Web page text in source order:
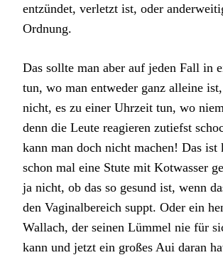
entzündet, verletzt ist, oder
Ordnung.
Das sollte man aber auf jeden Fall in
tun, wo man entweder ganz alleine
nicht, es zu einer Uhrzeit tun, wo
denn die Leute reagieren zutiefst
kann man doch nicht machen! Das ist
schon mal eine Stute mit Kotwasser
ja nicht, ob das so gesund ist, wenn
den Vaginalbereich suppt. Oder ein
Wallach, der seinen Lümmel nie für
kann und jetzt ein großes Aui daran